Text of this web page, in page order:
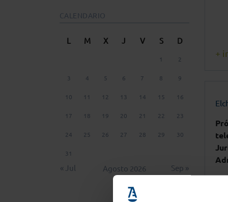
CALENDARIO
Agosto 2026
L M X J V S D
1 2
3 4 5 6 7 8 9
10 11 12 13 14 15 16
17 18 19 20 21 22 23
24 25 26 27 28 29 30
31
« Jul Sep »
+